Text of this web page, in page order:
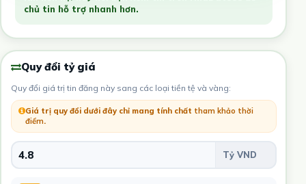
chủ tin hỗ trợ nhanh hơn.
Quy đổi tỷ giá
Quy đổi giá trị tin đăng này sang các loại tiền tệ và vàng:
Giá trị quy đổi dưới đây chỉ mang tính chất tham khảo thời
điểm.